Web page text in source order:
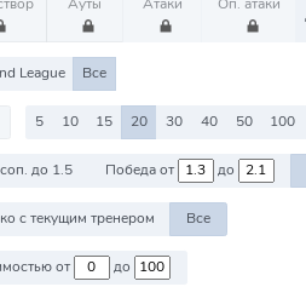
Ауты Атаки Оп. атаки
League Все
5 10 15 20 30 40 50 100
до 1.5 Победа от до
с текущим тренером Все
Против команд со стоимостью от до